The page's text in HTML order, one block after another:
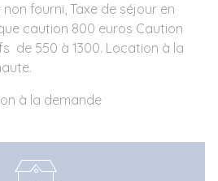
fourni, Taxe de séjour en
caution 800 euros Caution
de 550 à 1300. Location à la
à la demande